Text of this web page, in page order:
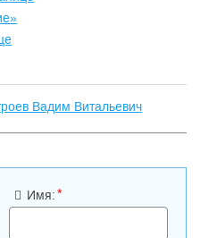
Вадим Витальевич
Имя:*